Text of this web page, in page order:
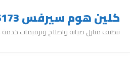
كلين هوم سيرفس 0543626173
تنظيف منازل صيانة واصلاح وترميمات خدمة 24 ساعة عمالة مميزة